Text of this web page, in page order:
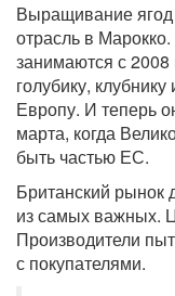
Выращивание
отрасль в
занимаются с
голубику,
Европу. И теперь
марта, когда
быть частью ЕС.
Британский рынок
из самых важных.
Производители
с покупателями.